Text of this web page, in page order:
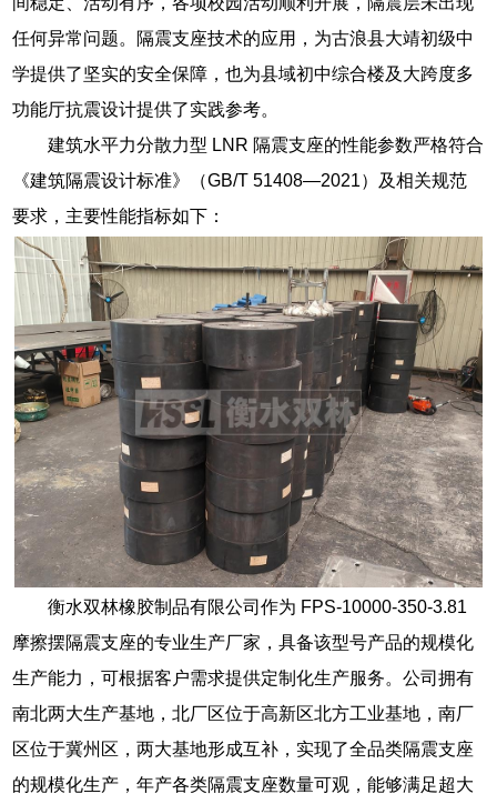
任何异常问题。隔震支座技术的应用，为古浪县大靖初级中
学提供了坚实的安全保障，也为县域初中综合楼及大跨度多
功能厅抗震设计提供了实践参考。
建筑水平力分散力型 LNR 隔震支座的性能参数严格符合
《建筑隔震设计标准》（GB/T 51408—2021）及相关规范
要求，主要性能指标如下：
衡水双林橡胶制品有限公司作为 FPS-10000-350-3.81
摩擦摆隔震支座的专业生产厂家，具备该型号产品的规模化
生产能力，可根据客户需求提供定制化生产服务。公司拥有
南北两大生产基地，北厂区位于高新区北方工业基地，南厂
区位于冀州区，两大基地形成互补，实现了全品类隔震支座
的规模化生产，年产各类隔震支座数量可观，能够满足超大